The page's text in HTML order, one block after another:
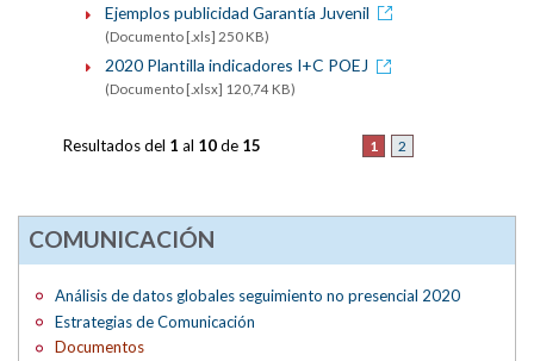
Ejemplos publicidad Garantía Juvenil
(Documento [.xls] 250 KB)
2020 Plantilla indicadores I+C POEJ
(Documento [.xlsx] 120,74 KB)
1 2
Resultados del 1 al 10de 15
COMUNICACIÓN
Análisis de datos globales seguimiento no presencial 2020
Estrategias de Comunicación
Documentos